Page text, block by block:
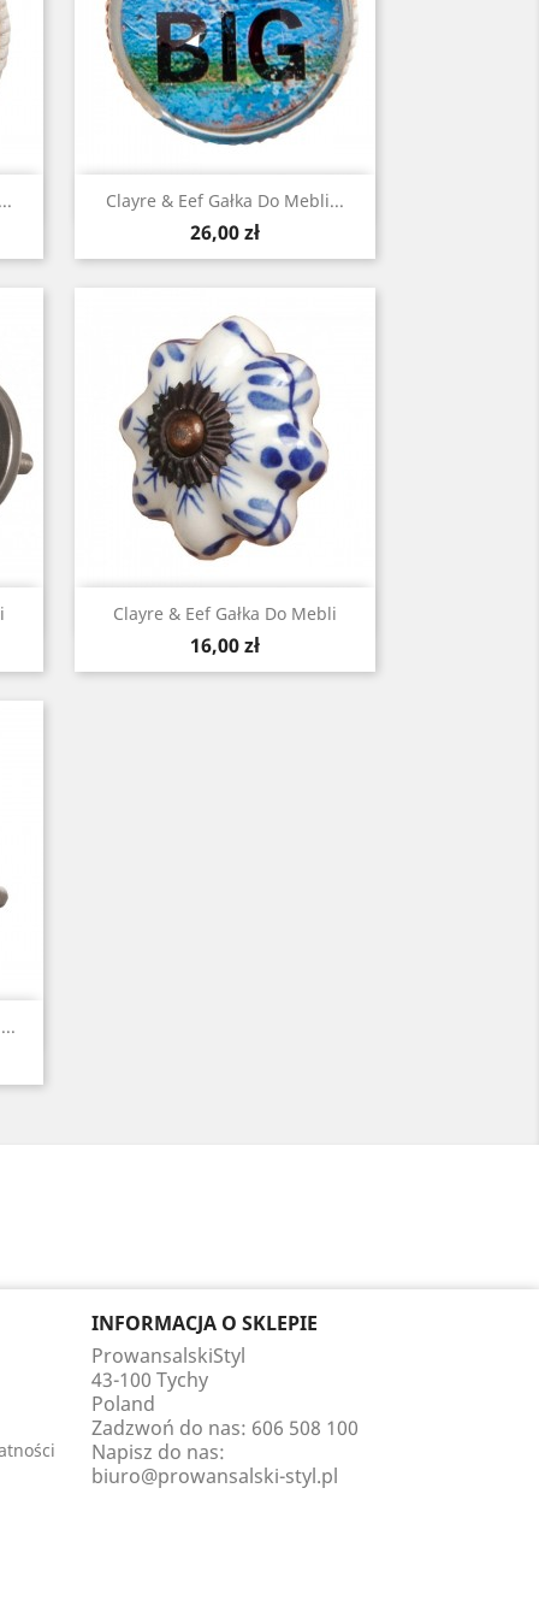
Clayre & Eef Gałka Do Mebli...
Cena
26,00 zł
Szybki podgląd
Clayre & Eef Gałka Do Mebli
Cena
16,00 zł
Szybki podgląd
INFORMACJA O SKLEPIE
ProwansalskiStyl
43-100 Tychy
Poland
Zadzwoń do nas: 606 508 100
Napisz do nas:
biuro@prowansalski-styl.pl